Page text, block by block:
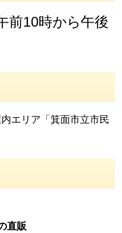
前10時から午後
エリア「箕面市立市民
直販